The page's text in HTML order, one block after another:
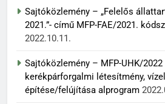
Sajtóközlemény – „Felelős
2021.”- című MFP-FAE/2021.
2022.10.11.
Sajtóközlemény – MFP-UHK/2022
kerékpárforgalmi létesítmény,
építése/felújítása alprogram